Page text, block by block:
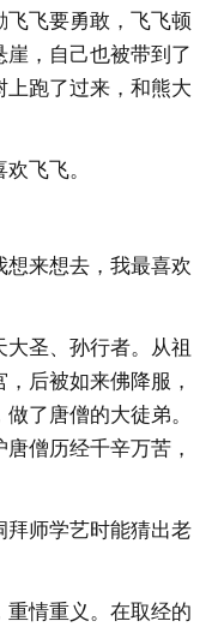
飞要勇敢，飞飞顿
，自己也被带到了
跑了过来，和熊大
飞飞。
来想去，我最喜欢
圣、孙行者。从祖
后被如来佛降服，
了唐僧的大徒弟。
僧历经千辛万苦，
拜师学艺时能猜出老
情重义。在取经的